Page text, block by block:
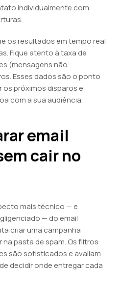
individualmente com
os resultados em tempo real
Fique atento à taxa de
(mensagens não
Esses dados são o ponto
os próximos disparos e
com a sua audiência.
email
cair no
mais técnico — e
— do email
criar uma campanha
pasta de spam. Os filtros
são sofisticados e avaliam
decidir onde entregar cada